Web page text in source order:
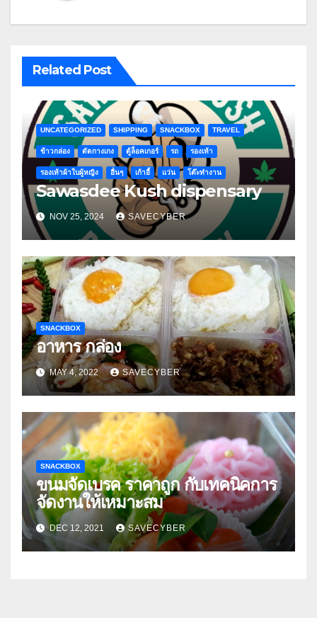
Related Post
UNCATEGORIZED SHIPPING SNACKBOX TRAVEL
ข้าวกล่อง ตัดกางเกง ตู้ล็อคเกอร์ รถ รองเท้า
รองเท้าผ้าใบผู้หญิง อื่นๆ เก้าอี้ แว่น โต๊ะทำงาน
Sawasdee Kush dispensary
NOV 25, 2024 SAVECYBER
SNACKBOX
อาหาร กล่อง
MAY 4, 2022 SAVECYBER
SNACKBOX
ขนมจัดเบรค ราคาถูก กับเทคนิคการ
จัดงานให้เหมาะสม
DEC 12, 2021 SAVECYBER